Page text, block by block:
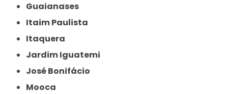
Guaianases
Itaim Paulista
Itaquera
Jardim Iguatemi
José Bonifácio
Mooca